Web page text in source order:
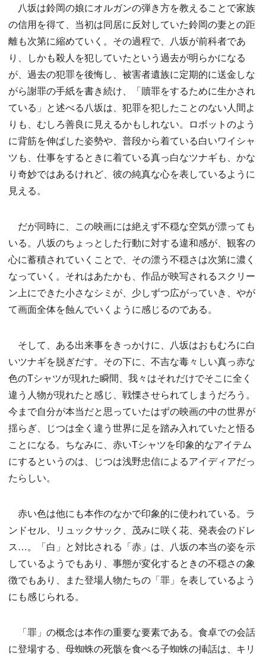
八坂は鈴岡の娘にオルガンの弾き方を教えることで家族
の信用を得て、当初は同居に反対していた鈴岡の妻との距
離も次第に縮めていく。その過程で、八坂が前科者であ
り、しかも殺人を犯していたという過去が明らかになる
が、過去の犯罪を後悔し、被害者遺族に定期的に送金しな
がら謝罪の手紙を書き続け、「贖罪をするために生かされ
ている」と述べる八坂は、犯罪を犯したことのない人間よ
りも、むしろ善良に見えるかもしれない。ロボットのよう
に背筋を伸ばした姿勢や、普段から着ている白いワイシャ
ツも、仕事をするときに着ている真っ白なツナギも、かな
り奇妙ではあるけれど、彼の純真な心を表しているように
見える。
だが同時に、この映画には絶えず不穏な空気が漂っても
いる。八坂のちょっとした行動に対する違和感が、観客の
心に蓄積されていくことで、その漂う不穏さは次第に濃く
なっていく。それはあたかも、作品が映写されるスクリー
ン上にできた小さなシミが、少しずつ広がっていき、やが
て画面全体を蝕んでいくように感じるのである。
そして、ある出来事をきっかけに、八坂はおもむろに白
いツナギを脱ぎだす。その下に、不吉な毒々しい真っ赤な
色のTシャツが現れた瞬間、我々はそれだけでそこに全く
違う人物が現れたと感じ、戦慄させられてしまうだろう。
今まで自分が本当だと思っていたはずの映画の中の世界が
揺らぎ、じつは全く違う世界に足を踏み入れていたと悟る
ことになる。ちなみに、赤いTシャツを印象的なアイテム
にするというのは、じつは浅野忠信によるアイディアだっ
たらしい。
赤い色は他にも本作のなかで印象的に使われている。ラ
ンドセル、リュックサック、茂みに咲く花、発表会のドレ
ス…。「白」と対比される「赤」は、八坂の本当の姿を示
しているようでもあり、事態が変化するときの不穏さの象
徴でもあり、また登場人物たちの「罪」を表しているよう
にも感じられる。
「罪」の概念は本作の重要な要素である。食卓での会話
に登場する、母蜘蛛の死骸を食べる子蜘蛛の挿話は、キリ